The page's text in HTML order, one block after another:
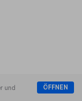
und
ÖFFNEN